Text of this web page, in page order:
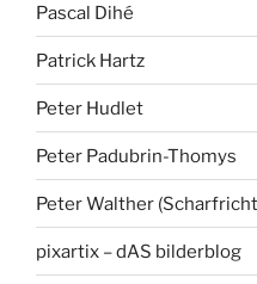
Pascal Dihé
Patrick Hartz
Peter Hudlet
Peter Padubrin-Thomys
Peter Walther
pixartix – dAS bilderblog